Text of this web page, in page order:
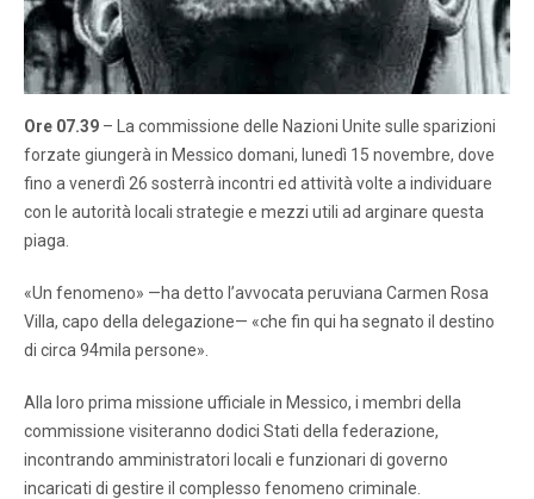
Ore 07.39 – La commissione delle Nazioni Unite sulle sparizioni
forzate giungerà in Messico domani, lunedì 15 novembre, dove
fino a venerdì 26 sosterrà incontri ed attività volte a individuare
con le autorità locali strategie e mezzi utili ad arginare questa
piaga.
«Un fenomeno» —ha detto l’avvocata peruviana Carmen Rosa
Villa, capo della delegazione— «che fin qui ha segnato il destino
di circa 94mila persone».
Alla loro prima missione ufficiale in Messico, i membri della
commissione visiteranno dodici Stati della federazione,
incontrando amministratori locali e funzionari di governo
incaricati di gestire il complesso fenomeno criminale.